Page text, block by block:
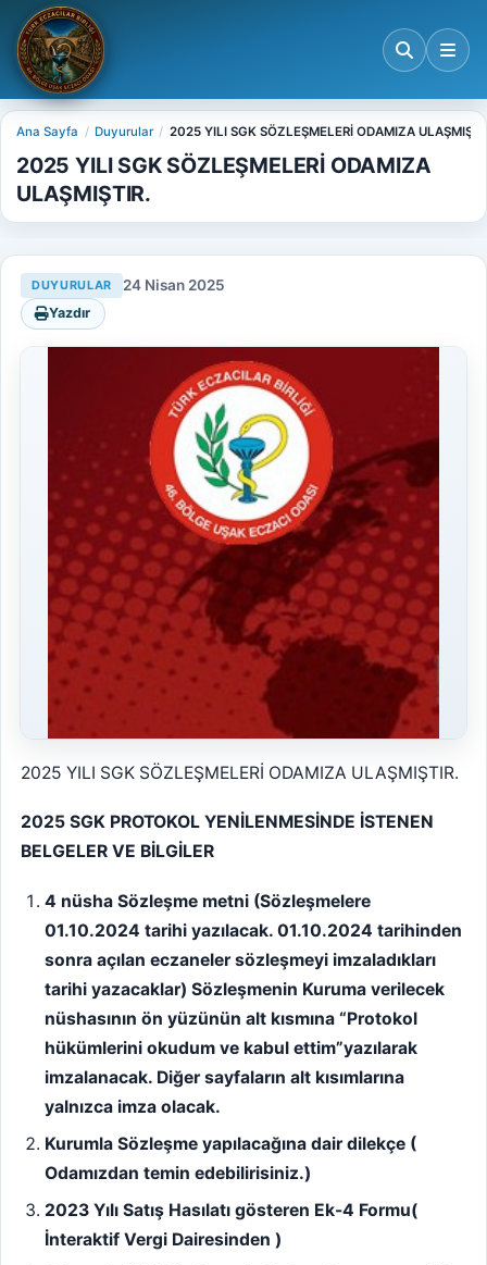
Ana Sayfa Duyurular 2025 YILI SGK SÖZLEŞMELERİ ODAMIZA
2025 YILI SGK SÖZLEŞMELERİ ODAMIZA
ULAŞMIŞTIR.
DUYURULAR 24 Nisan 2025
Yazdır
2025 YILI SGK SÖZLEŞMELERİ ODAMIZA ULAŞMIŞTIR.
2025 SGK PROTOKOL YENİLENMESİNDE İSTENEN
BELGELER VE BİLGİLER
4 nüsha Sözleşme metni (Sözleşmelere
01.10.2024 tarihi yazılacak. 01.10.2024 tarihinden
sonra açılan eczaneler sözleşmeyi imzaladıkları
tarihi yazacaklar) Sözleşmenin Kuruma verilecek
nüshasının ön yüzünün alt kısmına “Protokol
hükümlerini okudum ve kabul ettim”yazılarak
imzalanacak. Diğer sayfaların alt kısımlarına
yalnızca imza olacak.
Kurumla Sözleşme yapılacağına dair dilekçe (
Odamızdan temin edebilirisiniz.)
2023 Yılı Satış Hasılatı gösteren Ek-4 Formu(
İnteraktif Vergi Dairesinden )